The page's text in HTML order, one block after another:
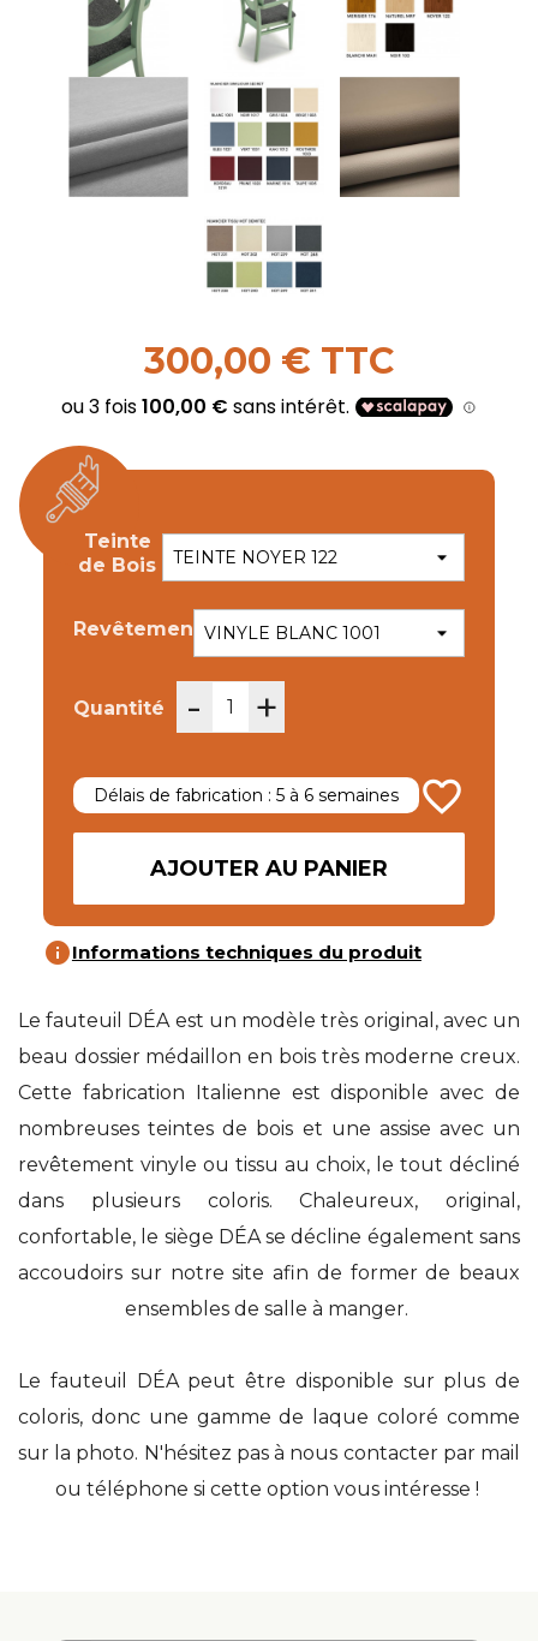
300,00 € TTC
Teinte
de Bois
Revêtement
Quantité - +
Délais de fabrication : 5 à 6 semaines favorite_border
AJOUTER AU PANIER
infoInformations techniques du produit
Le fauteuil DÉA est un modèle très original, avec un
beau dossier médaillon en bois très moderne creux.
Cette fabrication Italienne est disponible avec de
nombreuses teintes de bois et une assise avec un
revêtement vinyle ou tissu au choix, le tout décliné
dans plusieurs coloris. Chaleureux, original,
confortable, le siège DÉA se décline également sans
accoudoirs sur notre site afin de former de beaux
ensembles de salle à manger.
Le fauteuil DÉA peut être disponible sur plus de
coloris, donc une gamme de laque coloré comme
sur la photo. N'hésitez pas à nous contacter par mail
ou téléphone si cette option vous intéresse !